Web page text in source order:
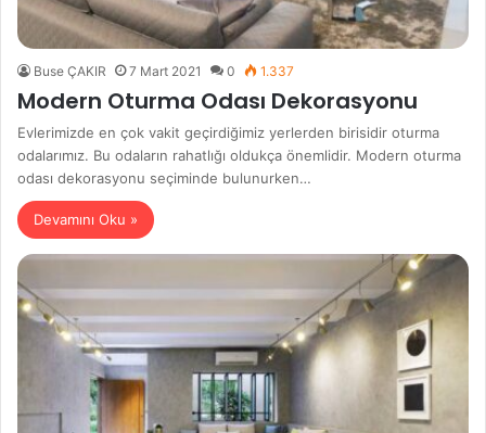
Buse ÇAKIR 7 Mart 2021 0 1.337
Modern Oturma Odası Dekorasyonu
Evlerimizde en çok vakit geçirdiğimiz yerlerden birisidir oturma
odalarımız. Bu odaların rahatlığı oldukça önemlidir. Modern oturma
odası dekorasyonu seçiminde bulunurken…
Devamını Oku »